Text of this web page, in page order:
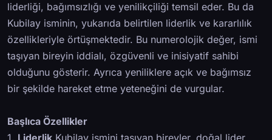
liderliği, bağımsızlığı ve yenilikçiliği temsil eder. Bu da
Kubilay isminin, yukarıda belirtilen liderlik ve kararlılık
özellikleriyle örtüşmektedir. Bu numerolojik değer, ismi
taşıyan bireyin iddialı, özgüvenli ve inisiyatif sahibi
olduğunu gösterir. Ayrıca yeniliklere açık ve bağımsız
bir şekilde hareket etme yeteneğini de vurgular.
Başlıca Özellikler
1. Liderlik Kubilay ismini taşıyan bireyler, doğal lider